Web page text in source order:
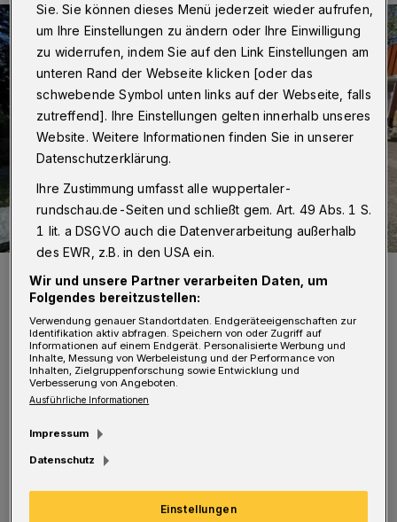
Foto: Friedhofsverband
Von Nikola Dünow
In der Gemeinschaftsgrabanlage werden auf
unterschiedliche Grabarten angeboten: neun
Sie. Sie können dieses Menü jederzeit wieder aufrufen,
um Ihre Einstellungen zu ändern oder Ihre Einwilligung
zu widerrufen, indem Sie auf den Link Einstellungen am
unteren Rand der Webseite klicken [oder das
schwebende Symbol unten links auf der Webseite, falls
zutreffend]. Ihre Einstellungen gelten innerhalb unseres
Website. Weitere Informationen finden Sie in unserer
Datenschutzerklärung.
Ihre Zustimmung umfasst alle wuppertaler-
rundschau.de-Seiten und schließt gem. Art. 49 Abs. 1 S.
1 lit. a DSGVO auch die Datenverarbeitung außerhalb
des EWR, z.B. in den USA ein.
Wir und unsere Partner verarbeiten Daten, um
Folgendes bereitzustellen:
Verwendung genauer Standortdaten. Endgeräteeigenschaften zur
Identifikation aktiv abfragen. Speichern von oder Zugriff auf
Informationen auf einem Endgerät. Personalisierte Werbung und
Inhalte, Messung von Werbeleistung und der Performance von
Inhalten, Zielgruppenforschung sowie Entwicklung und
Verbesserung von Angeboten.
Ausführliche Informationen
Impressum
Datenschutz
Einstellungen